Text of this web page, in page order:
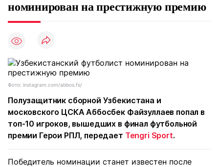
номинирован на престижную премию
Фото: instagram.com/abbos.fs/
Полузащитник сборной Узбекистана и
московского ЦСКА Аббосбек Файзуллаев попал в
топ-10 игроков, вышедших в финал футбольной
премии Герои РПЛ, передает Tengri Sport.
Победитель номинации станет известен после